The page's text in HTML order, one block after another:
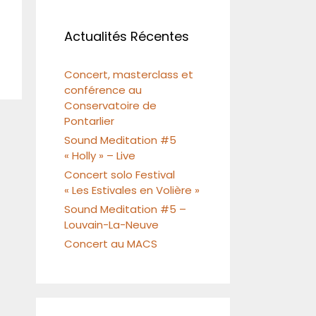
Actualités Récentes
Concert, masterclass et
conférence au
Conservatoire de
Pontarlier
Sound Meditation #5
« Holly » – Live
Concert solo Festival
« Les Estivales en Volière »
Sound Meditation #5 –
Louvain-La-Neuve
Concert au MACS